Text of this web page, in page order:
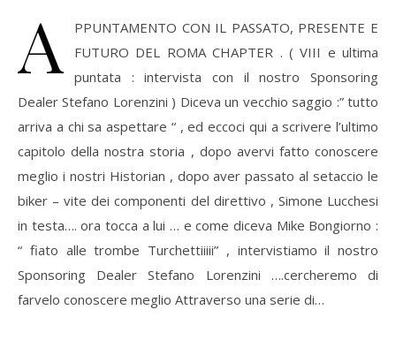
A
PPUNTAMENTO CON IL PASSATO, PRESENTE E
FUTURO DEL ROMA CHAPTER . ( VIII e ultima
puntata : intervista con il nostro Sponsoring
Dealer Stefano Lorenzini ) Diceva un vecchio saggio :” tutto
arriva a chi sa aspettare “ , ed eccoci qui a scrivere l’ultimo
capitolo della nostra storia , dopo avervi fatto conoscere
meglio i nostri Historian , dopo aver passato al setaccio le
biker – vite dei componenti del direttivo , Simone Lucchesi
in testa…. ora tocca a lui … e come diceva Mike Bongiorno :
“ fiato alle trombe Turchettiiiii” , intervistiamo il nostro
Sponsoring Dealer Stefano Lorenzini ….cercheremo di
farvelo conoscere meglio Attraverso una serie di…